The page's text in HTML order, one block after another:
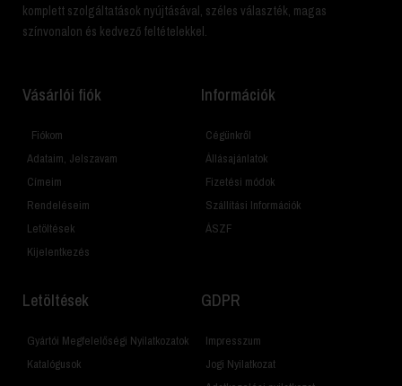
komplett szolgáltatások nyújtásával, széles választék, magas
színvonalon és kedvező feltételekkel.
Vásárlói fiók
Fiókom
Adataim, Jelszavam
Címeim
Rendeléseim
Letöltések
Kijelentkezés
Információk
Cégünkről
Állásajánlatok
Fizetési módok
Szállítási Információk
ÁSZF
Letöltések
Gyártói Megfelelőségi Nyilatkozatok
Katalógusok
GDPR
Impresszum
Jogi Nyilatkozat